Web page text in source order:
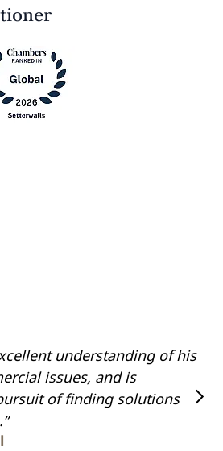
understanding of his
issues, and is
of finding solutions